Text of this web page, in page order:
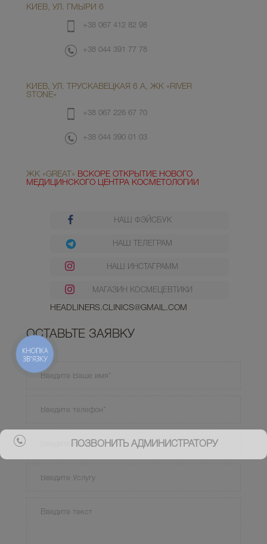
ПОЗВОНИТЬ АДМИНИСТРАТОРУ
КИЕВ, УЛ. ГМЫРИ 6
+38 067 412 82 98
+38 044 391 77 78
КИЕВ, УЛ. ТРУСКАВЕЦКАЯ 6 А, ЖК «RIVER
STONE»
+38 067 226 67 70
+38 044 390 01 03
ЖК «GREAT» ВСКОРЕ ОТКРЫТИЕ НОВОГО
МЕДИЦИНСКОГО ЦЕНТРА КОСМЕТОЛОГИИ
НАШ ФЭЙСБУК
НАШ ТЕЛЕГРАМ
НАШ ИНСТАГРАММ
МАГАЗИН КОСМЕЦЕВТИКИ
HEADLINERS.CLINICS@GMAIL.COM
ОСТАВЬТЕ ЗАЯВКУ
КНОПКА
ЗВ'ЯЗКУ